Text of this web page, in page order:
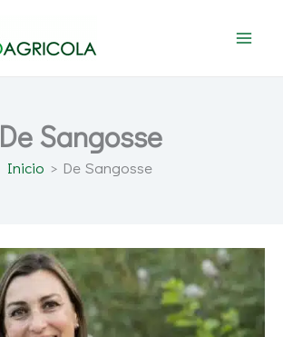
De Sangosse
Inicio De Sangosse